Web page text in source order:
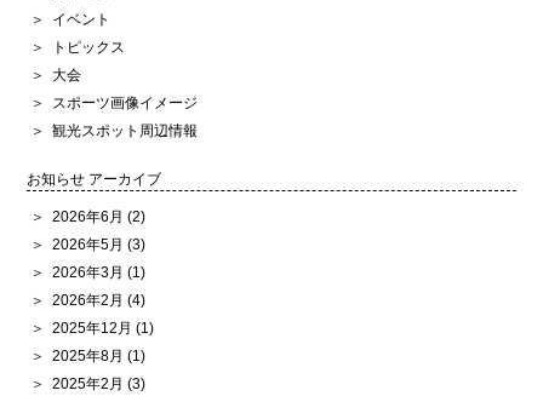
イベント
トピックス
大会
スポーツ画像イメージ
観光スポット周辺情報
お知らせ アーカイブ
2026年6月(2)
2026年5月(3)
2026年3月(1)
2026年2月(4)
2025年12月(1)
2025年8月(1)
2025年2月(3)